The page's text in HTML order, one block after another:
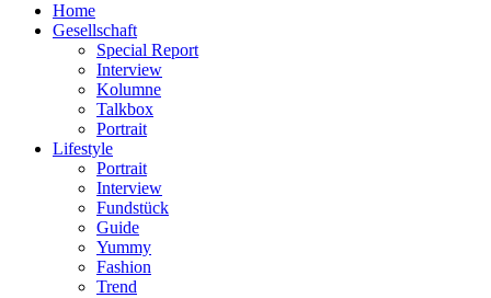
Home
Gesellschaft
Special Report
Interview
Kolumne
Talkbox
Portrait
Lifestyle
Portrait
Interview
Fundstück
Guide
Yummy
Fashion
Trend